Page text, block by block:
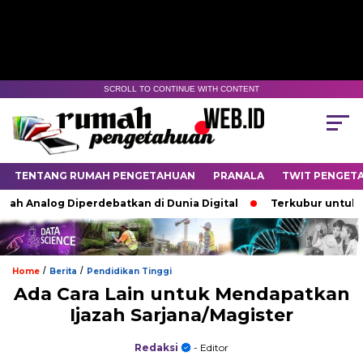
SCROLL TO CONTINUE WITH CONTENT
TENTANG RUMAH PENGETAHUAN PRANALA TWIT
Diperdebatkan di Dunia Digital Terkubur untuk
Home / Berita / Pendidikan Tinggi
Ada Cara Lain untuk Mendapatkan
Ijazah Sarjana/Magister
Redaksi
- Editor